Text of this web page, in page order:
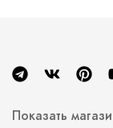
Показать